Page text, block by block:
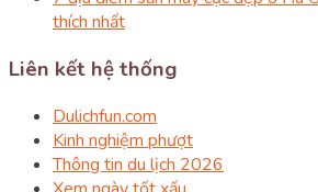
thích nhất
Liên kết hệ thống
Dulichfun.com
Kinh nghiệm phượt
Thông tin du lịch 2026